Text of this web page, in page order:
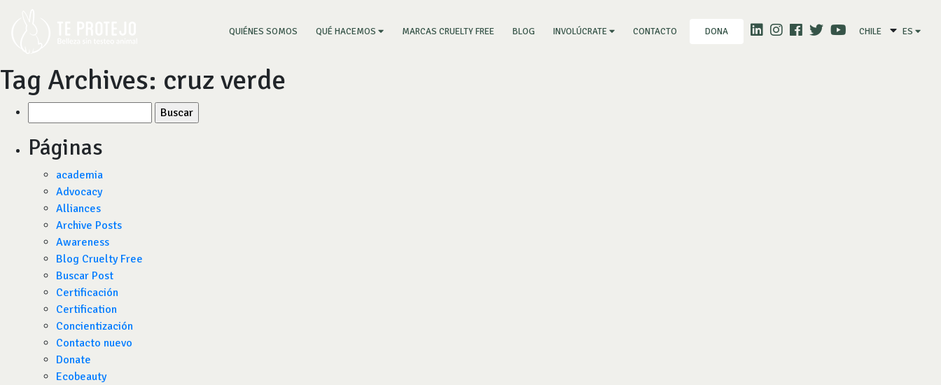
QUIÉNES SOMOS (CURRENT)
QUÉ HACEMOS MARCAS CRUELTY FREE BLOG INVOLÚCRATE CONTACTO DONA CHILE ES
Tag Archives: cruz verde
por:
Páginas
academia
Advocacy
Alliances
Archive Posts
Awareness
Blog Cruelty Free
Buscar Post
Certificación
Certification
Concientización
Contacto nuevo
Donate
Ecobeauty